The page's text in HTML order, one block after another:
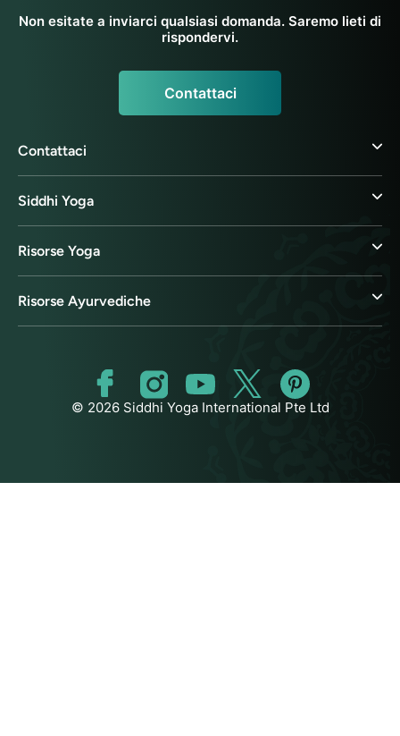
Non esitate a inviarci qualsiasi domanda. Saremo lieti di
rispondervi.
Contattaci
Contattaci
Siddhi Yoga
Risorse Yoga
Risorse Ayurvediche
© 2026 Siddhi Yoga International Pte Ltd